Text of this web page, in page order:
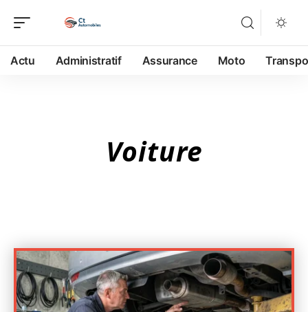
Actu Administratif Assurance Moto
Voiture